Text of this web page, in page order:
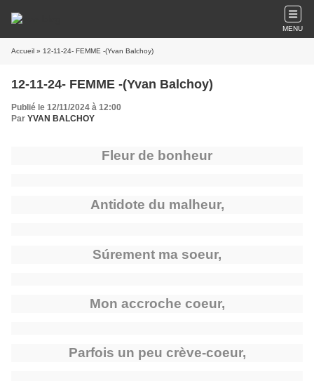
MENU
Accueil » 12-11-24- FEMME -(Yvan Balchoy)
12-11-24- FEMME -(Yvan Balchoy)
Publié le 12/11/2024 à 12:00
Par YVAN BALCHOY
Fleur de bonheur
Antidote du malheur,
Súrement ma soeur,
Mon accroche coeur,
Parfois un peu crève-coeur,